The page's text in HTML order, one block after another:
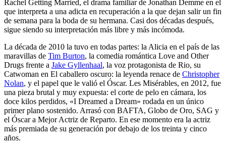
Rachel Getting Married, el drama familiar de Jonathan Demme en el
que interpreta a una adicta en recuperación a la que dejan salir un fin
de semana para la boda de su hermana. Casi dos décadas después,
sigue siendo su interpretación más libre y más incómoda.
La década de 2010 la tuvo en todas partes: la Alicia en el país de las
maravillas de Tim Burton, la comedia romántica Love and Other
Drugs frente a Jake Gyllenhaal, la voz protagonista de Rio, su
Catwoman en El caballero oscuro: la leyenda renace de Christopher
Nolan, y el papel que le valió el Óscar. Les Misérables, en 2012, fue
una pieza brutal y muy expuesta: el corte de pelo en cámara, los
doce kilos perdidos, «I Dreamed a Dream» rodada en un único
primer plano sostenido. Arrasó con BAFTA, Globo de Oro, SAG y
el Óscar a Mejor Actriz de Reparto. En ese momento era la actriz
más premiada de su generación por debajo de los treinta y cinco
años.